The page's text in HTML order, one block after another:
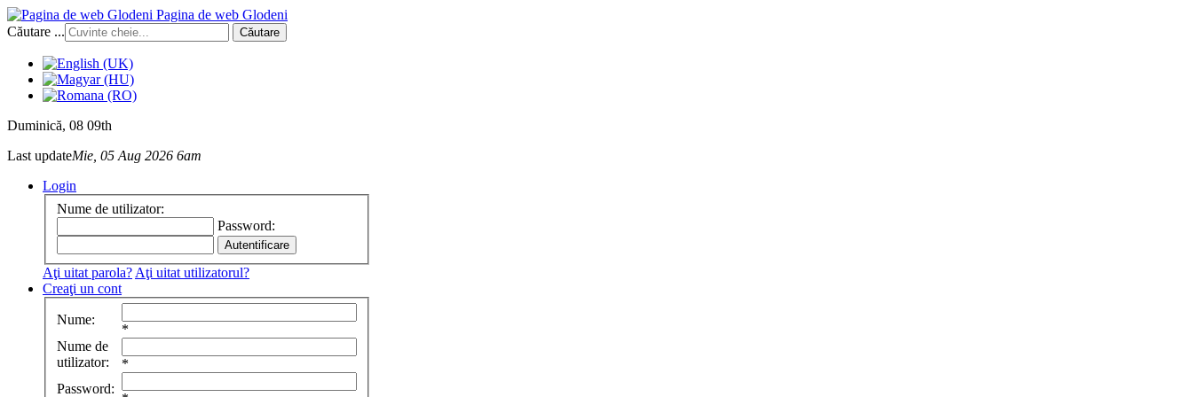
Pagina de web Glodeni
Căutare ...
Căutare
Duminică, 08 09th
Last updateMie, 05 Aug 2026 6am
Login
Nume de utilizator:
Password:
Aţi uitat parola? Aţi uitat utilizatorul?
Creaţi un cont
Nume:
*
Nume de
utilizator:
*
Password: